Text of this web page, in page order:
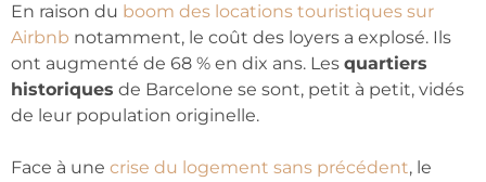
En raison du boom des locations touristiques sur
Airbnb notamment, le coût des loyers a explosé. Ils
ont augmenté de 68 % en dix ans. Les quartiers
historiques de Barcelone se sont, petit à petit, vidés
de leur population originelle.
Face à une crise du logement sans précédent, le